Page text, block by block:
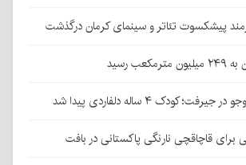
پیشکسوت تئاتر و سینمای کرمان درگذشت
رسید
کودک ۴ ساله دلفاردی پیدا شد